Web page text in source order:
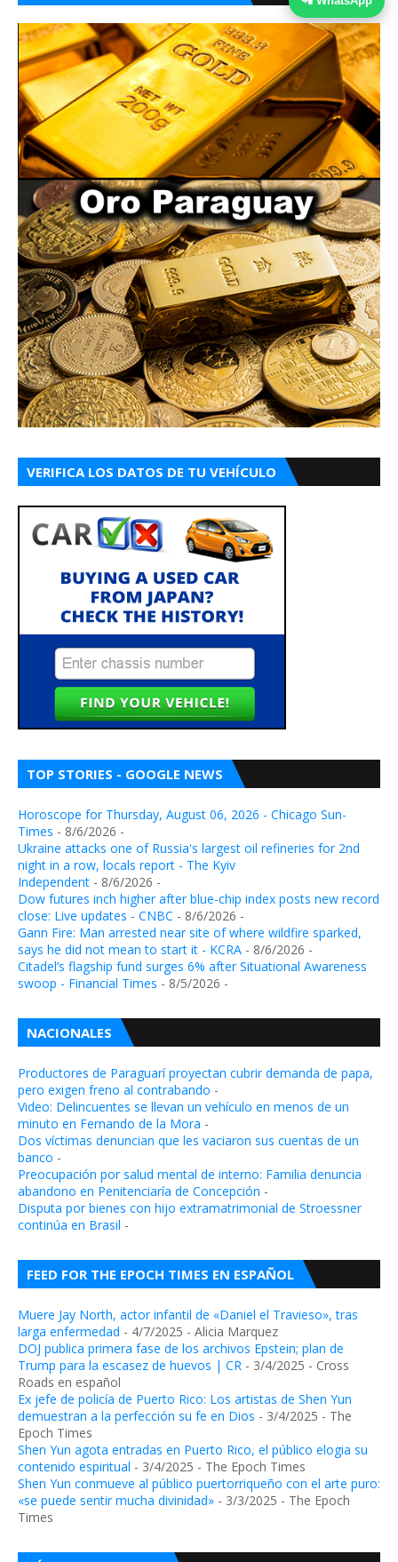
VERIFICA LOS DATOS DE TU VEHÍCULO
TOP STORIES - GOOGLE NEWS
Horoscope for Thursday, August 06, 2026 - Chicago Sun-
Times - 8/6/2026 -
Ukraine attacks one of Russia's largest oil refineries for 2nd
night in a row, locals report - The Kyiv
Independent - 8/6/2026 -
Dow futures inch higher after blue-chip index posts new record
close: Live updates - CNBC - 8/6/2026 -
Gann Fire: Man arrested near site of where wildfire sparked,
says he did not mean to start it - KCRA - 8/6/2026 -
Citadel’s flagship fund surges 6% after Situational Awareness
swoop - Financial Times - 8/5/2026 -
NACIONALES
Productores de Paraguarí proyectan cubrir demanda de papa,
pero exigen freno al contrabando -
Video: Delincuentes se llevan un vehículo en menos de un
minuto en Fernando de la Mora -
Dos víctimas denuncian que les vaciaron sus cuentas de un
banco -
Preocupación por salud mental de interno: Familia denuncia
abandono en Penitenciaría de Concepción -
Disputa por bienes con hijo extramatrimonial de Stroessner
continúa en Brasil -
FEED FOR THE EPOCH TIMES EN ESPAÑOL
Muere Jay North, actor infantil de «Daniel el Travieso», tras
larga enfermedad - 4/7/2025 - Alicia Marquez
DOJ publica primera fase de los archivos Epstein; plan de
Trump para la escasez de huevos | CR - 3/4/2025 - Cross
Roads en español
Ex jefe de policía de Puerto Rico: Los artistas de Shen Yun
demuestran a la perfección su fe en Dios - 3/4/2025 - The
Epoch Times
Shen Yun agota entradas en Puerto Rico, el público elogia su
contenido espiritual - 3/4/2025 - The Epoch Times
Shen Yun conmueve al público puertorriqueño con el arte puro:
«se puede sentir mucha divinidad» - 3/3/2025 - The Epoch
Times